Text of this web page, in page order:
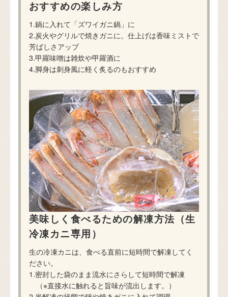
おすすめの楽しみ方
1.鍋に入れて「ズワイガニ鍋」に
2.炭火やグリルで焼きガニに。仕上げは香味ミストで
芳ばしさアップ
3.甲羅味噌は雑炊や甲羅酒に
4.脚身は刺身風に軽く炙るのもおすすめ
美味しく食べるための解凍方法（生
冷凍カニ専用）
生の冷凍カニは、食べる直前に短時間で解凍してく
ださい。
1.密封した袋のまま流水にさらして短時間で解凍
（※直接水に触れると旨味が流出します。）